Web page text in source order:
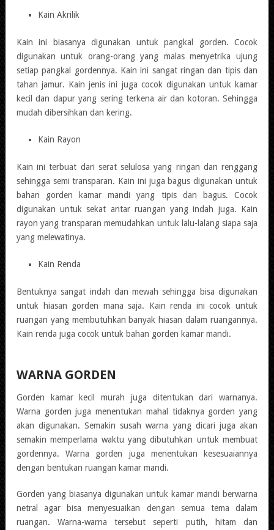
Kain Akrilik
Kain ini biasanya digunakan untuk pangkal gorden. Cocok
digunakan untuk orang-orang yang malas menyetrika ujung
setiap pangkal gordennya. Kain ini sangat ringan dan tipis dan
tahan jamur. Kain jenis ini juga cocok digunakan untuk kamar
kecil dan dapur yang sering terkena air dan kotoran. Sehingga
mudah dibersihkan dan kering.
Kain Rayon
Kain ini terbuat dari serat selulosa yang ringan dan renggang
sehingga semi transparan. Kain ini juga bagus digunakan untuk
bahan gorden kamar mandi yang tipis dan bagus. Cocok
digunakan untuk sekat antar ruangan yang indah juga. Kain
rayon yang transparan memudahkan untuk lalu-lalang siapa saja
yang melewatinya.
Kain Renda
Bentuknya sangat indah dan mewah sehingga bisa digunakan
untuk hiasan gorden mana saja. Kain renda ini cocok untuk
ruangan yang membutuhkan banyak hiasan dalam ruangannya.
Kain renda juga cocok untuk bahan gorden kamar mandi.
WARNA GORDEN
Gorden kamar kecil murah juga ditentukan dari warnanya.
Warna gorden juga menentukan mahal tidaknya gorden yang
akan digunakan. Semakin susah warna yang dicari juga akan
semakin memperlama waktu yang dibutuhkan untuk membuat
gordennya. Warna gorden juga menentukan kesesuaiannya
dengan bentukan ruangan kamar mandi.
Gorden yang biasanya digunakan untuk kamar mandi berwarna
netral agar bisa menyesuaikan dengan semua tema dalam
ruangan. Warna-warna tersebut seperti putih, hitam dan